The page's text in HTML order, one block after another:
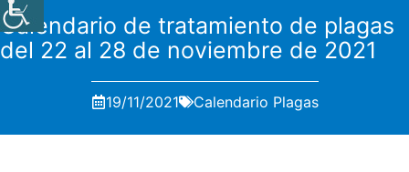
Calendario de tratamiento de plagas
del 22 al 28 de noviembre de 2021
19/11/2021 Calendario Plagas